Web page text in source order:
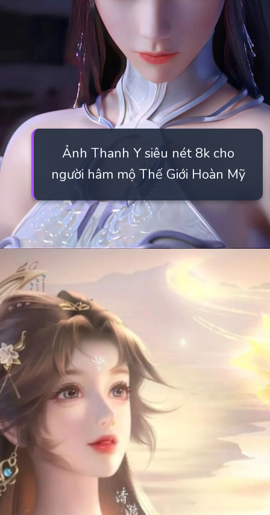
Ảnh Thanh Y siêu nét 8k cho
người hâm mộ Thế Giới Hoàn Mỹ
Đang mở